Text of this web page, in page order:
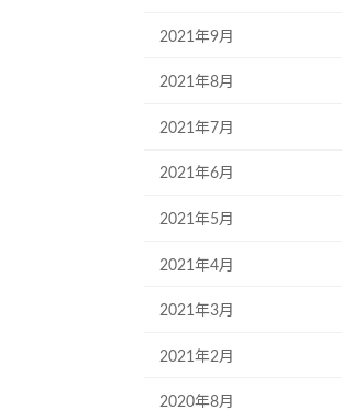
2021年9月
2021年8月
2021年7月
2021年6月
2021年5月
2021年4月
2021年3月
2021年2月
2020年8月